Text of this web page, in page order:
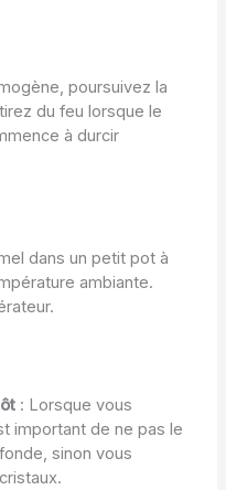
poursuivez la
du feu lorsque le
à durcir
dans un petit pot à
ambiante.
: Lorsque vous
important de ne pas le
sinon vous